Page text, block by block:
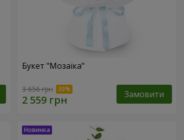
Букет "Мозаїка"
3 656 грн Замовити